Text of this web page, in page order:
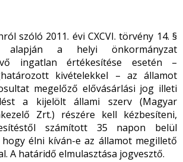
szóló 2011. évi CXCVI. törvény 14. §
alapján a helyi önkormányzat
ingatlan értékesítése esetén –
kivételekkel – az államot
megelőző elővásárlási jog illeti
a kijelölt állami szerv (Magyar
Zrt.) részére kell kézbesíteni,
számított 35 napon belül
élni kíván-e az államot megillető
A határidő elmulasztása jogvesztő.